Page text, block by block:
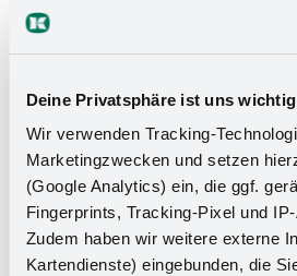
Deine Privatsphäre ist uns wichtig
Wir verwenden Tracking-
Marketingzwecken und setzen
(Google Analytics) ein, die ggf.
Fingerprints, Tracking-Pixel und
Zudem haben wir weitere externe
Kartendienste) eingebunden, die
Erfolgsstory
von Andreas Kalmey